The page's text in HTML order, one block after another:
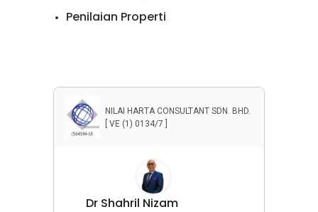
Penilaian Properti
Penyewaan Rumah
NILAI HARTA CONSULTANT SDN. BHD.
[ VE (1) 0134/7 ]
Dr Shahril Nizam